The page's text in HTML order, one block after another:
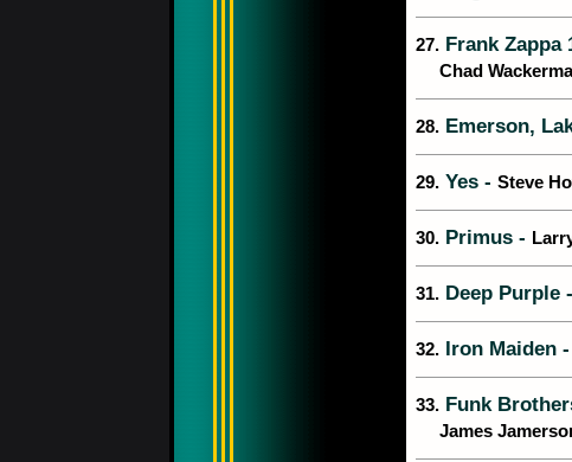
27. Frank Zappa
Chad
28. Emerson,
29. Yes - Steve
30. Primus -
31. Deep Purple -
32. Iron Maiden -
33. Funk
James